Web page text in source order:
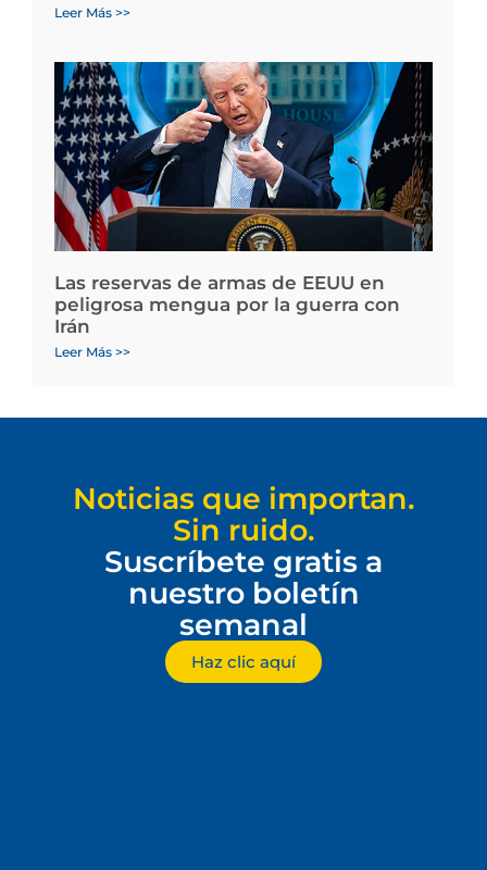
Leer Más >>
Las reservas de armas de EEUU en
peligrosa mengua por la guerra con
Irán
Leer Más >>
Noticias que importan.
Sin ruido.
Suscríbete gratis a
nuestro boletín
semanal
Haz clic aquí